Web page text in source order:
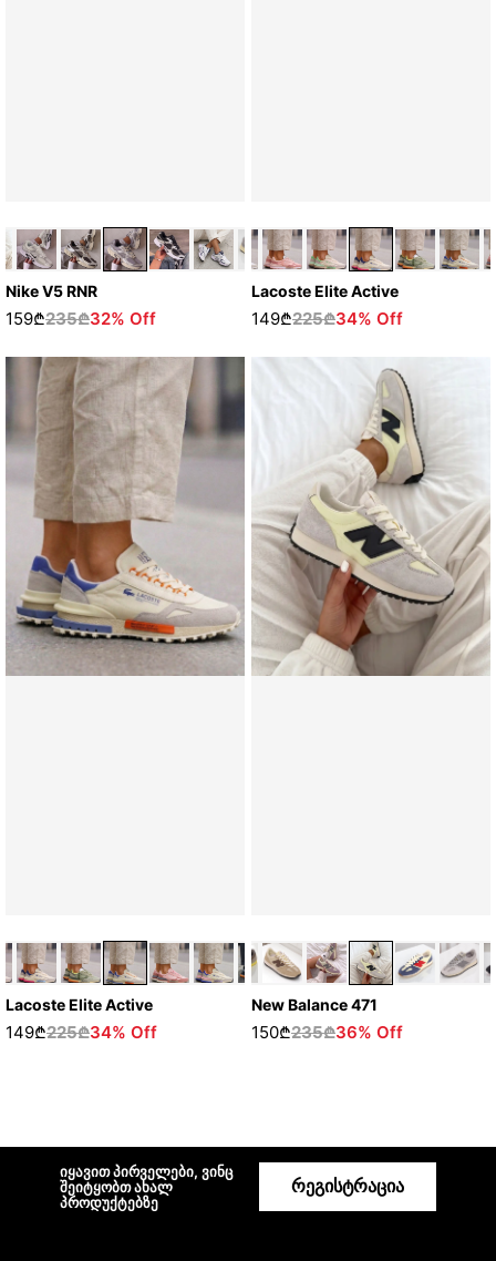
Nike V5 RNR
159₾235₾32% Off
Lacoste Elite Active
149₾225₾34% Off
Lacoste Elite Active
149₾225₾34% Off
New Balance 471
150₾235₾36% Off
იყავით პირველები, ვინც
შეიტყობთ ახალ
პროდუქტებზე
რეგისტრაცია